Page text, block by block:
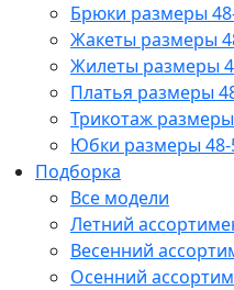
Брюки размеры
Жакеты размеры
Жилеты размеры
Платья размеры
Трикотаж
Юбки размеры 48-
Подборка
Все модели
Летний
Весенний
Осенний